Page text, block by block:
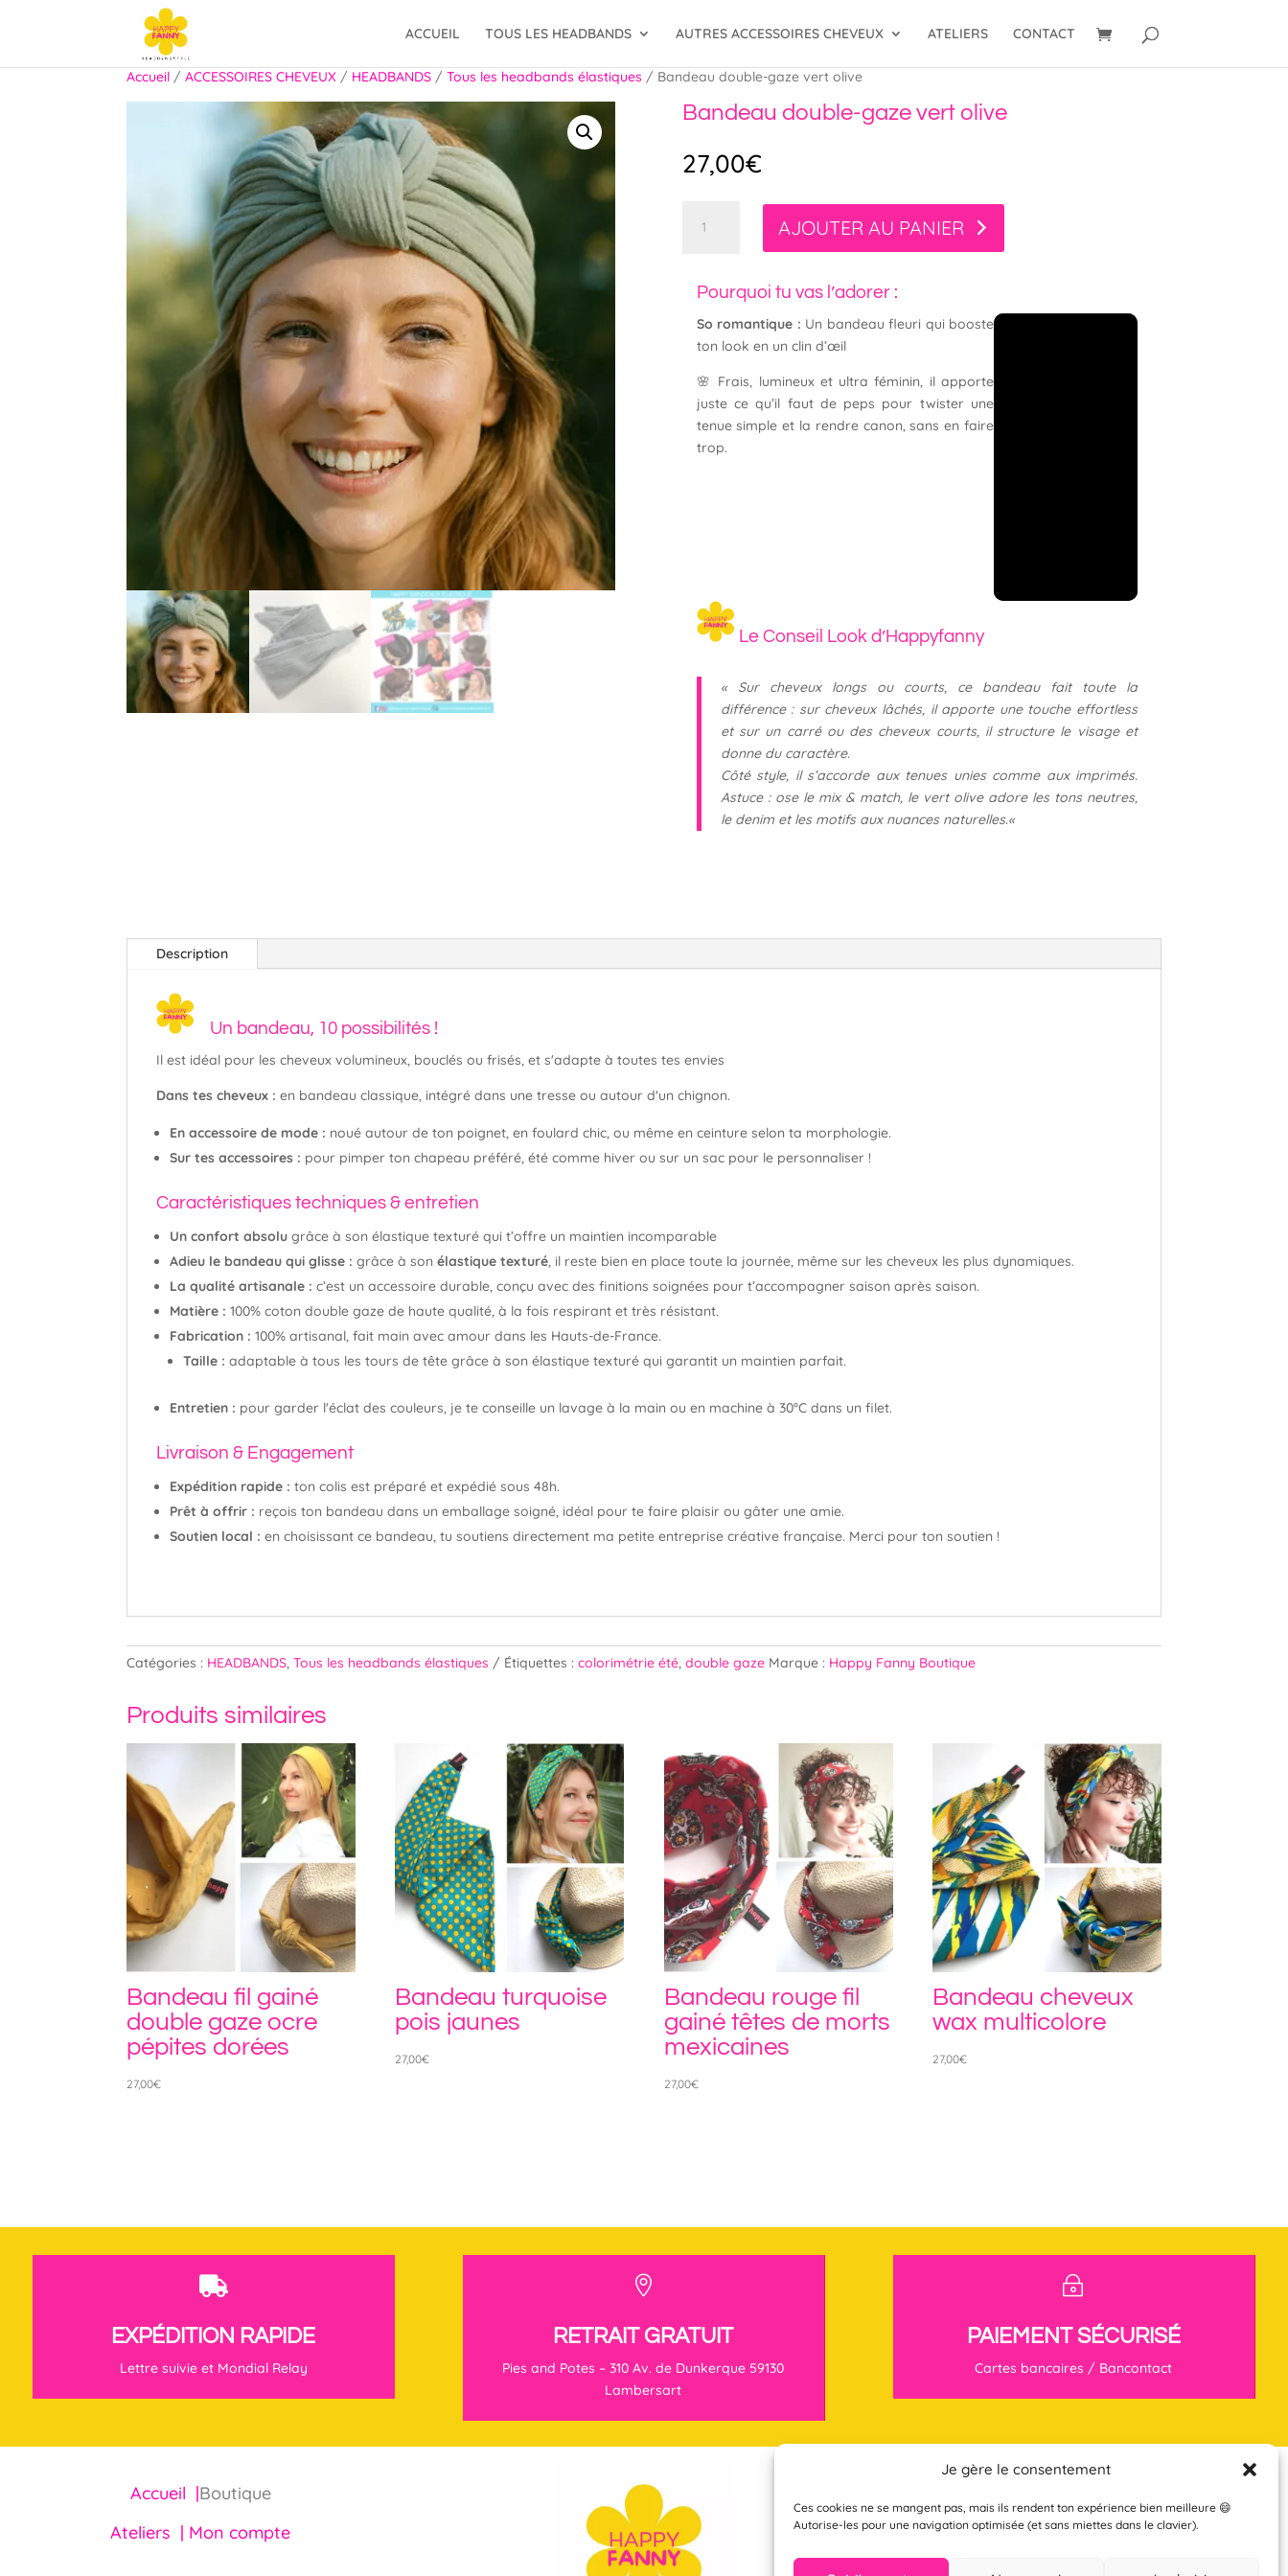
Je gère le consentement
Ces cookies ne se mangent pas, mais ils rendent ton expérience bien meilleure 😄
Autorise-les pour une navigation optimisée (et sans miettes dans le clavier).
ACCUEIL TOUS LES HEADBANDS AUTRES ACCESSOIRES CHEVEUX ATELIERS CONTACT
Accueil / ACCESSOIRES CHEVEUX / HEADBANDS / Tous les headbands élastiques / Bandeau double-gaze vert olive
Bandeau double-gaze vert olive
27,00€
gaze
vert
olive
AJOUTER AU PANIER
Pourquoi tu vas l’adorer :
So romantique : Un bandeau fleuri qui booste
ton look en un clin d’œil
🌸 Frais, lumineux et ultra féminin, il apporte
juste ce qu’il faut de peps pour twister une
tenue simple et la rendre canon, sans en faire
trop.
Le Conseil Look d’Happyfanny
« Sur cheveux longs ou courts, ce bandeau fait toute la
différence : sur cheveux lâchés, il apporte une touche effortless
et sur un carré ou des cheveux courts, il structure le visage et
donne du caractère.
Côté style, il s’accorde aux tenues unies comme aux imprimés.
Astuce : ose le mix & match, le vert olive adore les tons neutres,
le denim et les motifs aux nuances naturelles.«
Description
Un bandeau, 10 possibilités !
Il est idéal pour les cheveux volumineux, bouclés ou frisés, et s'adapte à toutes tes envies
Dans tes cheveux : en bandeau classique, intégré dans une tresse ou autour d'un chignon.
En accessoire de mode : noué autour de ton poignet, en foulard chic, ou même en ceinture selon ta morphologie.
Sur tes accessoires : pour pimper ton chapeau préféré, été comme hiver ou sur un sac pour le personnaliser !
Caractéristiques techniques & entretien
Un confort absolu grâce à son élastique texturé qui t’offre un maintien incomparable
Adieu le bandeau qui glisse : grâce à son élastique texturé, il reste bien en place toute la journée, même sur les cheveux les plus dynamiques.
La qualité artisanale : c’est un accessoire durable, conçu avec des finitions soignées pour t’accompagner saison après saison.
Matière : 100% coton double gaze de haute qualité, à la fois respirant et très résistant.
Fabrication : 100% artisanal, fait main avec amour dans les Hauts-de-France.
Taille : adaptable à tous les tours de tête grâce à son élastique texturé qui garantit un maintien parfait.
Entretien : pour garder l'éclat des couleurs, je te conseille un lavage à la main ou en machine à 30°C dans un filet.
Livraison & Engagement
Expédition rapide : ton colis est préparé et expédié sous 48h.
Prêt à offrir : reçois ton bandeau dans un emballage soigné, idéal pour te faire plaisir ou gâter une amie.
Soutien local : en choisissant ce bandeau, tu soutiens directement ma petite entreprise créative française. Merci pour ton soutien !
Catégories : HEADBANDS, Tous les headbands élastiques Étiquettes : colorimétrie été, double gaze Marque : Happy Fanny Boutique
Produits similaires
Bandeau fil gainé
double gaze ocre
pépites dorées
27,00€
Bandeau turquoise
pois jaunes
27,00€
Bandeau rouge fil
gainé têtes de morts
mexicaines
27,00€
Bandeau cheveux
wax multicolore
27,00€

EXPÉDITION RAPIDE
Lettre suivie et Mondial Relay

RETRAIT GRATUIT
Pies and Potes – 310 Av. de Dunkerque 59130
Lambersart
~
PAIEMENT SÉCURISÉ
Cartes bancaires / Bancontact
Accueil |Boutique
Ateliers | Mon compte
rétractation|Mentions légales et politique de
confidentialité |
Politique de cookies